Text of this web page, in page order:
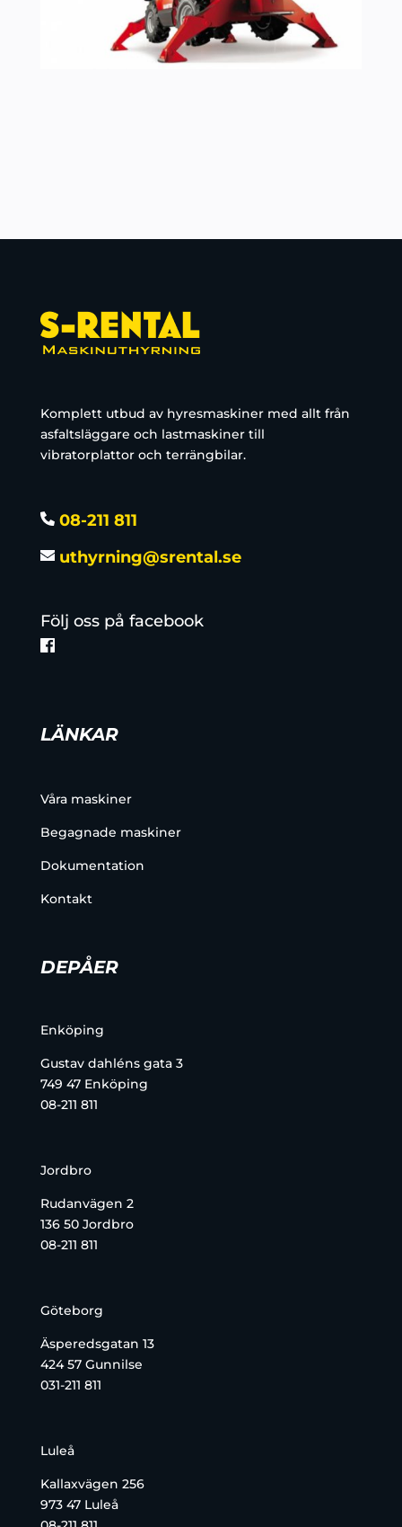
Komplett utbud av hyresmaskiner med allt från
asfaltsläggare och lastmaskiner till
vibratorplattor och terrängbilar.
08-211 811
uthyrning@srental.se
Följ oss på facebook
LÄNKAR
Våra maskiner
Begagnade maskiner
Dokumentation
Kontakt
DEPÅER
Enköping
Gustav dahléns gata 3
749 47 Enköping
08-211 811
Jordbro
Rudanvägen 2
136 50 Jordbro
08-211 811
Göteborg
Äsperedsgatan 13
424 57 Gunnilse
031-211 811
Luleå
Kallaxvägen 256
973 47 Luleå